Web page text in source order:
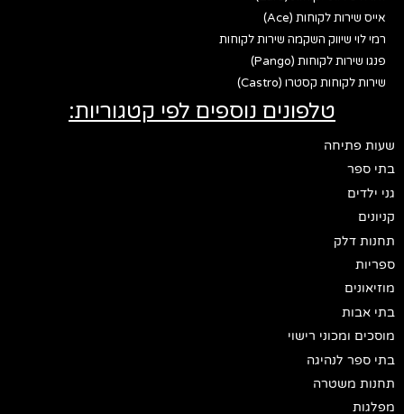
אייס שירות לקוחות (Ace)
רמי לוי שיווק השקמה שירות לקוחות
פנגו שירות לקוחות (Pango)
שירות לקוחות קסטרו (Castro)
טלפונים נוספים לפי קטגוריות:
שעות פתיחה
בתי ספר
גני ילדים
קניונים
תחנות דלק
ספריות
מוזיאונים
בתי אבות
מוסכים ומכוני רישוי
בתי ספר לנהיגה
תחנות משטרה
מפלגות